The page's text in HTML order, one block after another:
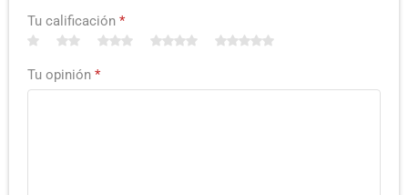
Tu calificación *
Tu opinión *